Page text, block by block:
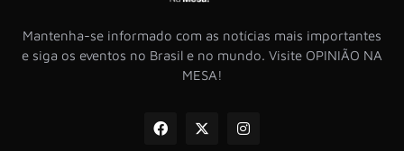
Mantenha-se informado com as notícias mais importantes
e siga os eventos no Brasil e no mundo. Visite OPINIÃO NA
MESA!